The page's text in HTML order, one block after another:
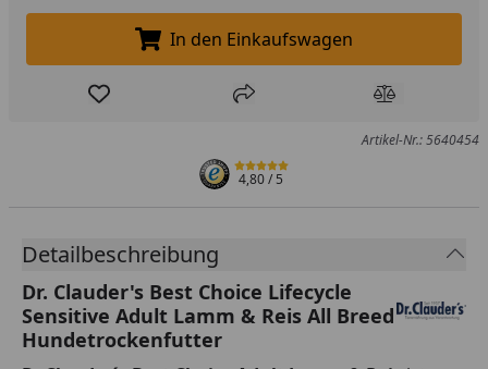
In den Einkaufswagen legen
In den Einkaufswagen
Produkt zur Wunschliste hinzufügen
Teilen Produkt
Artikel-Nr.: 5640454
4,80/ 5
Detailbeschreibung
Dr. Clauder's Best Choice Lifecycle
Sensitive Adult Lamm & Reis All Breed
Hundetrockenfutter